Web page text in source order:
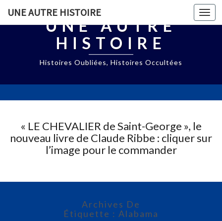
UNE AUTRE HISTOIRE
UNE AUTRE
HISTOIRE
Histoires Oubliées, Histoires Occultées
« LE CHEVALIER de Saint-George », le
nouveau livre de Claude Ribbe : cliquer sur
l’image pour le commander
Archives De
Étiquette : Alabama